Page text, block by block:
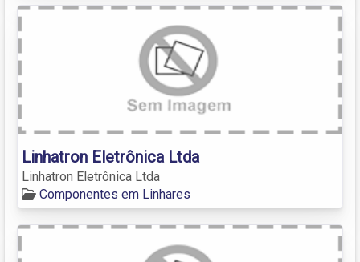
Linhatron Eletrônica Ltda
Linhatron Eletrônica Ltda
Componentes em Linhares